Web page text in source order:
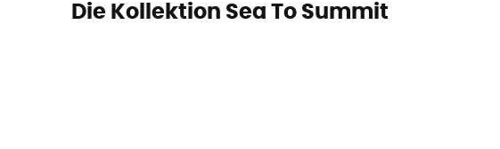
Die Kollektion Sea To Summit